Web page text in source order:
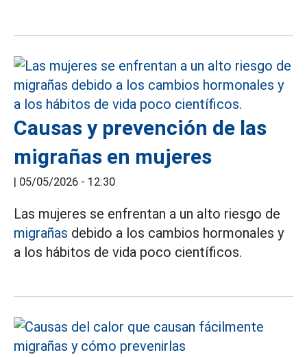
Causas y prevención de las
migrañas en mujeres
| 05/05/2026 - 12:30
Las mujeres se enfrentan a un alto riesgo de
migrañas debido a los cambios hormonales y
a los hábitos de vida poco científicos.